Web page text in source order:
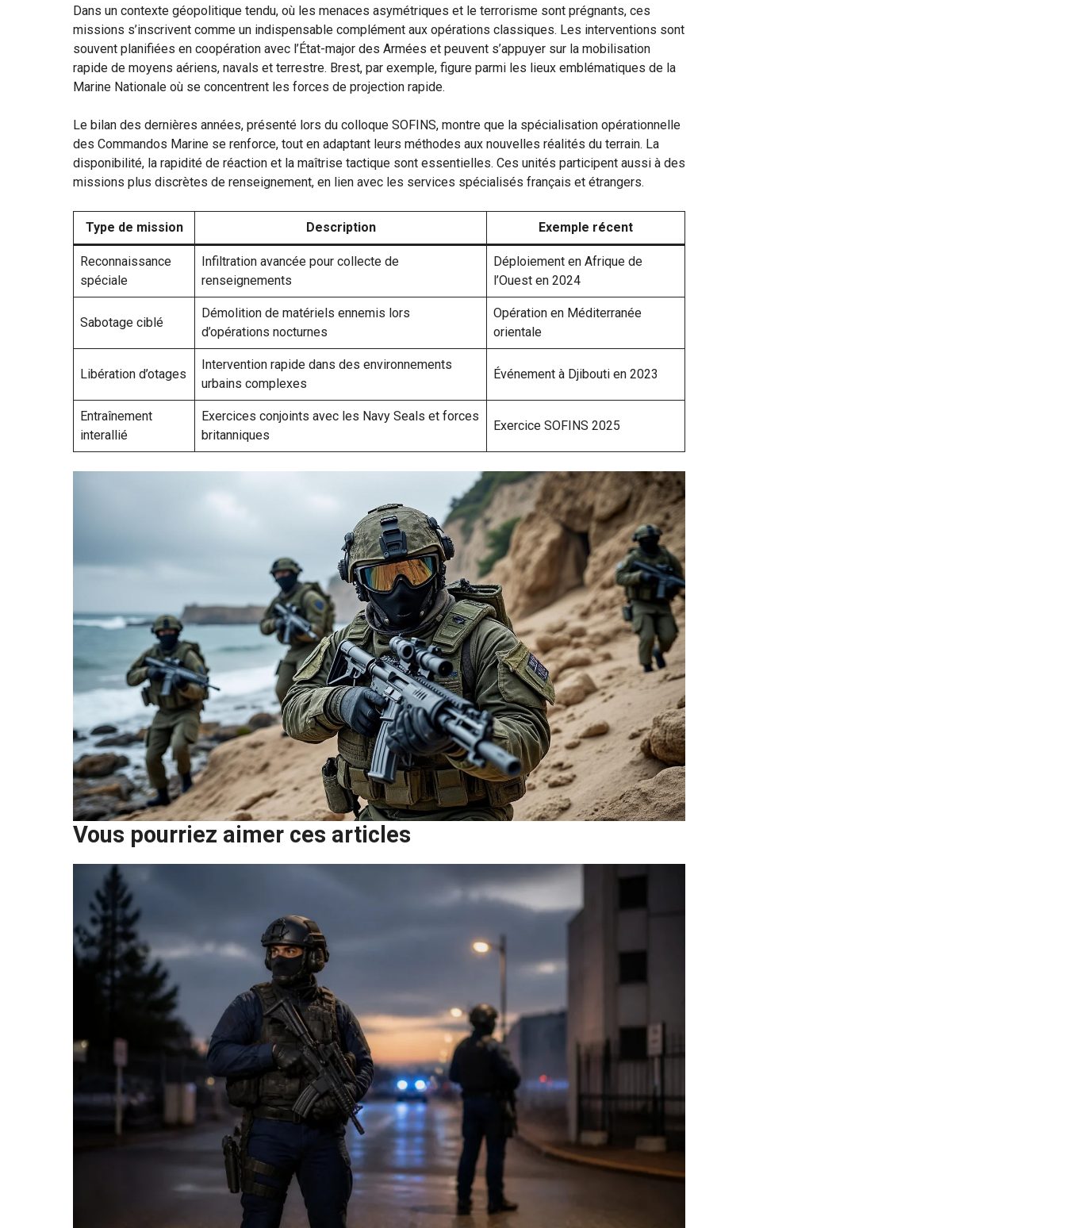
Dans un contexte géopolitique tendu, où les menaces asymétriques et le terrorisme sont prégnants, ces
missions s’inscrivent comme un indispensable complément aux opérations classiques. Les interventions sont
souvent planifiées en coopération avec l’État-major des Armées et peuvent s’appuyer sur la mobilisation
rapide de moyens aériens, navals et terrestre. Brest, par exemple, figure parmi les lieux emblématiques de la
Marine Nationale où se concentrent les forces de projection rapide.
Le bilan des dernières années, présenté lors du colloque SOFINS, montre que la spécialisation opérationnelle
des Commandos Marine se renforce, tout en adaptant leurs méthodes aux nouvelles réalités du terrain. La
disponibilité, la rapidité de réaction et la maîtrise tactique sont essentielles. Ces unités participent aussi à des
missions plus discrètes de renseignement, en lien avec les services spécialisés français et étrangers.
Type de mission Description Exemple récent
Reconnaissance
spéciale
Infiltration avancée pour collecte de
renseignements
Déploiement en Afrique de
l’Ouest en 2024
Sabotage ciblé
Démolition de matériels ennemis lors
d’opérations nocturnes
Opération en Méditerranée
orientale
Libération d’otages
Intervention rapide dans des environnements
urbains complexes
Événement à Djibouti en 2023
Entraînement
interallié
Exercices conjoints avec les Navy Seals et forces
britanniques
Exercice SOFINS 2025
Vous pourriez aimer ces articles